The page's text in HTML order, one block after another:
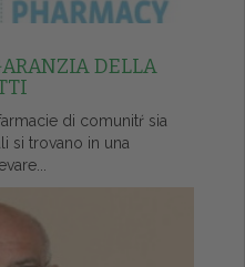
DELLA
di comunitŕ sia
si trovano in una